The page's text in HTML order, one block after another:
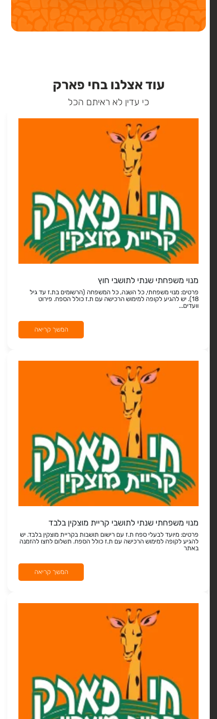
עוד אצלנו בחי פארק
כי עדין לא ראיתם הכל
מנוי משפחתי שנתי לתושבי חוץ
פרטים: מנוי משפחתי, כל השנה, כל המשפחה (הרשומים בת.ז עד גיל
18). יש להגיע לקופה למימוש הרכישה עם ת.ז כולל הספח. פירוט
וועדים...
המשך קריאה
מנוי משפחתי שנתי לתושבי קריית מוצקין בלבד
פרטים: מיועד לבעלי ספח ת.ז עם רישום תושבות בקריית מוצקין בלבד. יש
להגיע לקופה למימוש הרכישה עם ת.ז כולל הספח. תשלום לחצו להזמנה
באתר
המשך קריאה